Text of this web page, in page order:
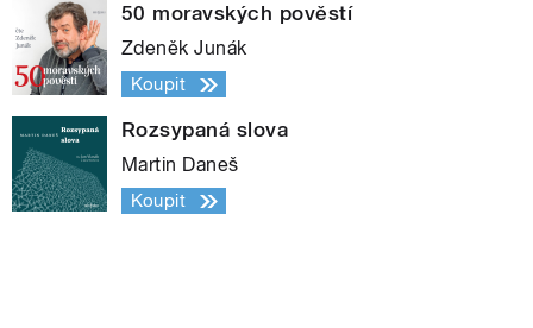
50 moravských pověstí
Zdeněk Junák
Koupit
Rozsypaná slova
Martin Daneš
Koupit